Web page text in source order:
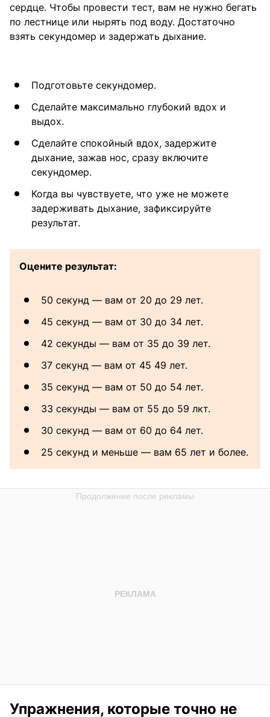
сердце. Чтобы провести тест, вам не нужно бегать
по лестнице или нырять под воду. Достаточно
взять секундомер и задержать дыхание.
Подготовьте секундомер.
Сделайте максимально глубокий вдох и
выдох.
Сделайте спокойный вдох, задержите
дыхание, зажав нос, сразу включите
секундомер.
Когда вы чувствуете, что уже не можете
задерживать дыхание, зафиксируйте
результат.
Оцените результат:
50 секунд — вам от 20 до 29 лет.
45 секунд — вам от 30 до 34 лет.
42 секунды — вам от 35 до 39 лет.
37 секунд — вам от 45 49 лет.
35 секунд — вам от 50 до 54 лет.
33 секунды — вам от 55 до 59 лкт.
30 секунд — вам от 60 до 64 лет.
25 секунд и меньше — вам 65 лет и более.
Упражнения, которые точно не